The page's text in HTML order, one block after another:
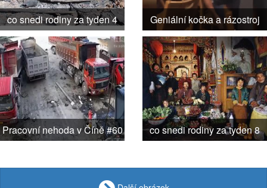
co snedi rodiny za tyden 4 Geniální kočka a rázostroj
Pracovní nehoda v Číně #60 co snedi rodiny za tyden 8